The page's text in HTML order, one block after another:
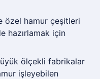
özel hamur çeşitleri
hazırlamak için
ölçekli fabrikalar
işleyebilen